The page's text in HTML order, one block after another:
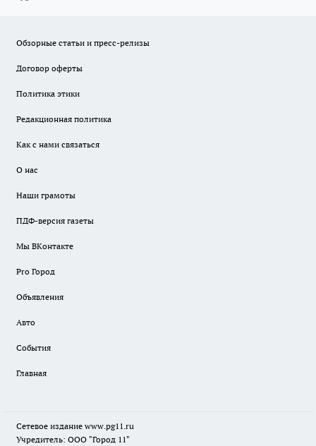
Обзорные статьи и пресс-релизы
Договор оферты
Политика этики
Редакционная политика
Как с нами связаться
О нас
Наши грамоты
ПДФ-версия газеты
Мы ВКонтакте
Pro Город
Объявления
Авто
События
Главная
Сетевое издание www.pg11.ru
Учредитель: ООО "Город 11"